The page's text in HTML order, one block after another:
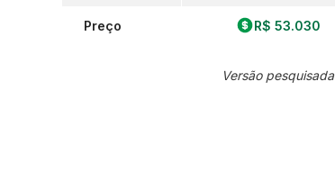
Preço R$ 53.030
Versão pesquisada